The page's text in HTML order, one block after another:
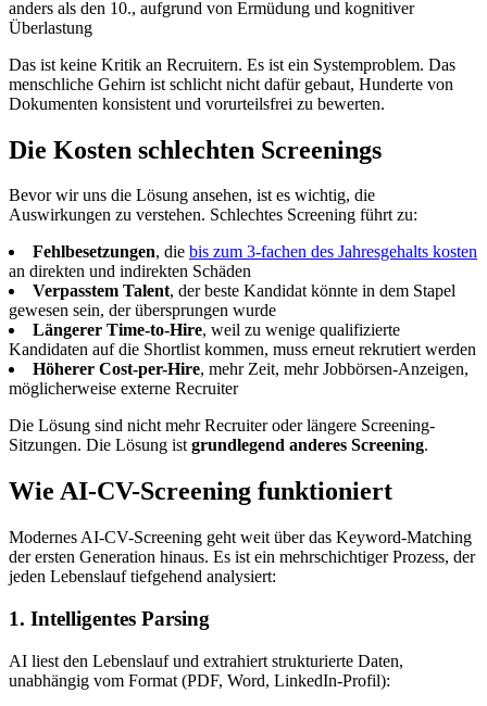
anders als den 10., aufgrund von Ermüdung und kognitiver
Überlastung
Das ist keine Kritik an Recruitern. Es ist ein Systemproblem. Das
menschliche Gehirn ist schlicht nicht dafür gebaut, Hunderte von
Dokumenten konsistent und vorurteilsfrei zu bewerten.
Die Kosten schlechten Screenings
Bevor wir uns die Lösung ansehen, ist es wichtig, die
Auswirkungen zu verstehen. Schlechtes Screening führt zu:
Fehlbesetzungen, die bis zum 3-fachen des Jahresgehalts kosten
an direkten und indirekten Schäden
Verpasstem Talent, der beste Kandidat könnte in dem Stapel
gewesen sein, der übersprungen wurde
Längerer Time-to-Hire, weil zu wenige qualifizierte
Kandidaten auf die Shortlist kommen, muss erneut rekrutiert werden
Höherer Cost-per-Hire, mehr Zeit, mehr Jobbörsen-Anzeigen,
möglicherweise externe Recruiter
Die Lösung sind nicht mehr Recruiter oder längere Screening-
Sitzungen. Die Lösung istgrundlegend anderes Screening.
Wie AI-CV-Screening funktioniert
Modernes AI-CV-Screening geht weit über das Keyword-Matching
der ersten Generation hinaus. Es ist ein mehrschichtiger Prozess, der
jeden Lebenslauf tiefgehend analysiert:
1. Intelligentes Parsing
AI liest den Lebenslauf und extrahiert strukturierte Daten,
unabhängig vom Format (PDF, Word, LinkedIn-Profil):